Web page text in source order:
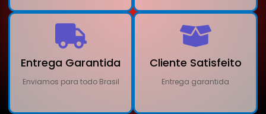
Entrega Garantida
Enviamos para todo Brasil
Cliente Satisfeito
Entrega garantida